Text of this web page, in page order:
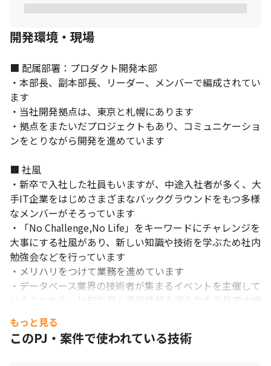
開発環境・現場
■ 配属部署：プロダクト開発本部
・本部長、副本部長、リーダー、メンバーで編成されてい
ます
・当社開発拠点は、東京と札幌にあります
・拠点をまたいだプロジェクトもあり、コミュニケーショ
ンをとりながら開発を進めています
■ 社風
・新卒で入社した社員もいますが、中途入社者が多く、大
手IT企業をはじめさまざまなバックグラウンドをもつ多様
なメンバーがそろっています
・「No Challenge,No Life」をキーワードにチャレンジを
大事にする社風があり、新しい知識や技術を学ぶため社内
勉強会などを行っています
・メリハリをつけて業務を進めています
・データベース業界の技術者が集まるイベントを主催して
いることから、比較的早く最新情報を得られたり発表の機
会があり、スキルアップに繋げられる環境が整っています
・できる限りオープンな環境を維持しています
・月に1度の全社会議があり、そこでは当社代表から今後
もっと見る
このPJ・案件で使われている技術